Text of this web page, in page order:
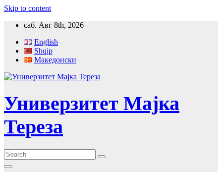
Skip to content
саб. Авг 8th, 2026
English
Shqip
Македонски
Универзитет Мајка
Тереза